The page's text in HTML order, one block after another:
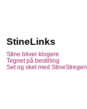
StineLinks
Stine bliver klogere
Tegnet på bestilling
Set og sket med StineStregen